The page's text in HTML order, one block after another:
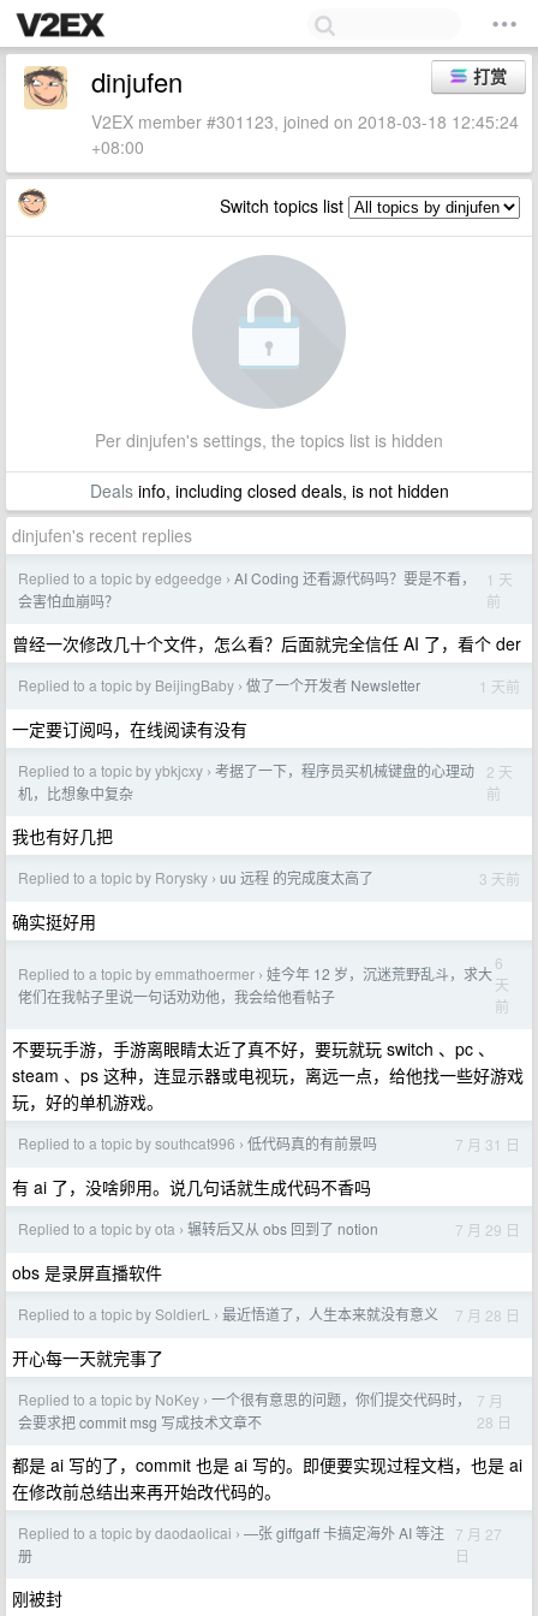
打赏
dinjufen
V2EX member #301123, joined on 2018-03-18 12:45:24
+08:00
Switch topics list
Per dinjufen's settings, the topics list is hidden
Dealsinfo, including closed deals, is not hidden
dinjufen's recent replies
Replied to a topic by edgeedge › AI Coding 还看源代码吗？要是不看，
会害怕血崩吗？
1 天
前
曾经一次修改几十个文件，怎么看？后面就完全信任 AI 了，看个 der
Replied to a topic by BeijingBaby › 做了一个开发者 Newsletter 1 天前
一定要订阅吗，在线阅读有没有
Replied to a topic by ybkjcxy › 考据了一下，程序员买机械键盘的心理动
机，比想象中复杂
2 天
前
我也有好几把
Replied to a topic by Rorysky › uu 远程 的完成度太高了 3 天前
确实挺好用
Replied to a topic by emmathoermer › 娃今年 12 岁，沉迷荒野乱斗，求大
佬们在我帖子里说一句话劝劝他，我会给他看帖子
6
天
前
不要玩手游，手游离眼睛太近了真不好，要玩就玩 switch 、pc 、
steam 、ps 这种，连显示器或电视玩，离远一点，给他找一些好游戏
玩，好的单机游戏。
Replied to a topic by southcat996 › 低代码真的有前景吗 7 月 31 日
有 ai 了，没啥卵用。说几句话就生成代码不香吗
Replied to a topic by ota › 辗转后又从 obs 回到了 notion 7 月 29 日
obs 是录屏直播软件
Replied to a topic by SoldierL › 最近悟道了，人生本来就没有意义 7 月 28 日
开心每一天就完事了
Replied to a topic by NoKey › 一个很有意思的问题，你们提交代码时，
会要求把 commit msg 写成技术文章不
7 月
28 日
都是 ai 写的了，commit 也是 ai 写的。即便要实现过程文档，也是 ai
在修改前总结出来再开始改代码的。
Replied to a topic by daodaolicai › —张 giffgaff 卡搞定海外 AI 等注
册
7 月 27
日
刚被封